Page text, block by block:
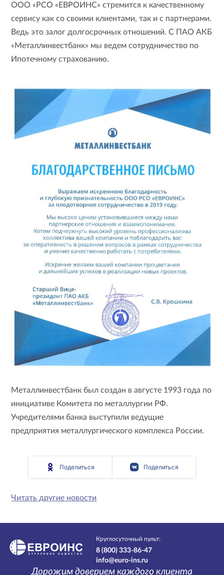
ООО «РСО «ЕВРОИНС» стремится к качественному
сервису как со своими клиентами, так и с партнерами.
Ведь это залог долгосрочных отношений. С ПАО АКБ
«Металлинвестбанк» мы ведем сотрудничество по
Ипотечному страхованию.
Металлинвестбанк был создан в августе 1993 года по
инициативе Комитета по металлургии РФ.
Учредителями банка выступили ведущие
предприятия металлургического комплекса России.
Поделиться Поделиться
Читать другие новости
Круглосуточный пульт:
8 (800) 333-86-47
info@euro-ins.ru
Дорожим доверием каждого клиента